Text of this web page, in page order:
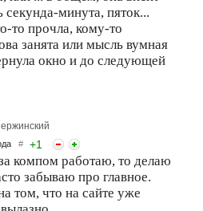
секунда-минута, пяток...
то прочла, кому-то
занята или мысль вумная
окно и до следующей
# +1
компом работаю, то делаю
забываю про главное.
том, что на сайте уже